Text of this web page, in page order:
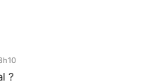
?